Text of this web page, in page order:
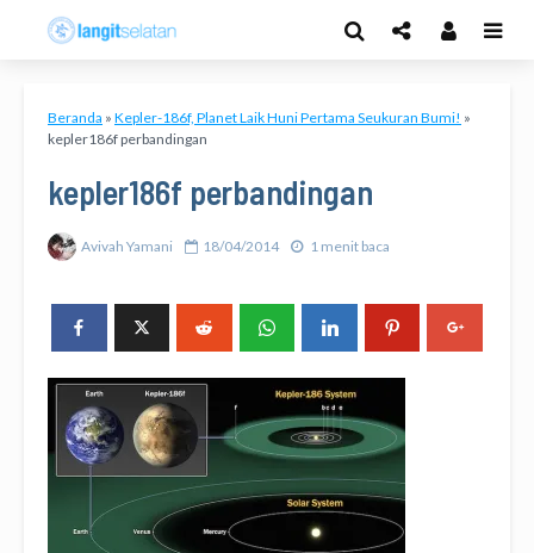
Beranda » Kepler-186f, Planet Laik Huni Pertama Seukuran Bumi! »
kepler186f perbandingan
kepler186f perbandingan
Avivah Yamani 18/04/2014 1 menit baca